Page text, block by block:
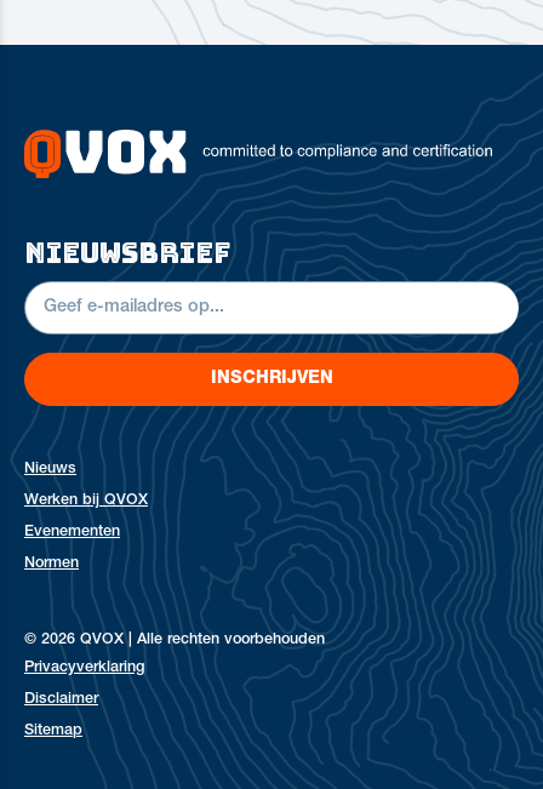
nieuwsbrief
INSCHRIJVEN
Nieuws
Werken bij QVOX
Evenementen
Normen
© 2026 QVOX | Alle rechten voorbehouden
Privacyverklaring
Disclaimer
Sitemap